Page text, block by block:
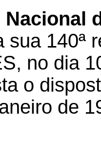
sua 140ª
no dia
o
de